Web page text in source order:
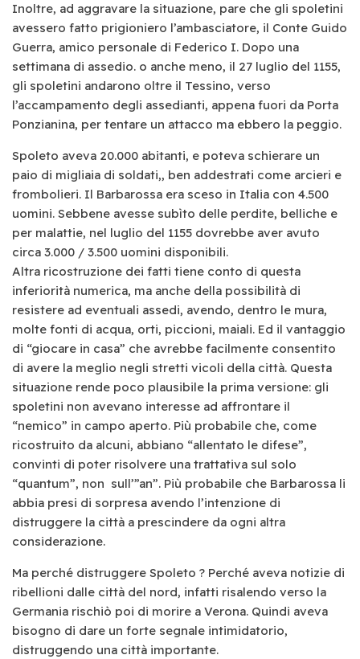
Inoltre, ad aggravare la situazione, pare che gli spoletini
avessero fatto prigioniero l’ambasciatore, il Conte Guido
Guerra, amico personale di Federico I. Dopo una
settimana di assedio. o anche meno, il 27 luglio del 1155,
gli spoletini andarono oltre il Tessino, verso
l’accampamento degli assedianti, appena fuori da Porta
Ponzianina, per tentare un attacco ma ebbero la peggio.
Spoleto aveva 20.000 abitanti, e poteva schierare un
paio di migliaia di soldati,, ben addestrati come arcieri e
frombolieri. Il Barbarossa era sceso in Italia con 4.500
uomini. Sebbene avesse subìto delle perdite, belliche e
per malattie, nel luglio del 1155 dovrebbe aver avuto
circa 3.000 / 3.500 uomini disponibili.
Altra ricostruzione dei fatti tiene conto di questa
inferiorità numerica, ma anche della possibilità di
resistere ad eventuali assedi, avendo, dentro le mura,
molte fonti di acqua, orti, piccioni, maiali. Ed il vantaggio
di “giocare in casa” che avrebbe facilmente consentito
di avere la meglio negli stretti vicoli della città. Questa
situazione rende poco plausibile la prima versione: gli
spoletini non avevano interesse ad affrontare il
“nemico” in campo aperto. Più probabile che, come
ricostruito da alcuni, abbiano “allentato le difese”,
convinti di poter risolvere una trattativa sul solo
“quantum”, non sull’”an”. Più probabile che Barbarossa li
abbia presi di sorpresa avendo l’intenzione di
distruggere la città a prescindere da ogni altra
considerazione.
Ma perché distruggere Spoleto ? Perché aveva notizie di
ribellioni dalle città del nord, infatti risalendo verso la
Germania rischiò poi di morire a Verona. Quindi aveva
bisogno di dare un forte segnale intimidatorio,
distruggendo una città importante.